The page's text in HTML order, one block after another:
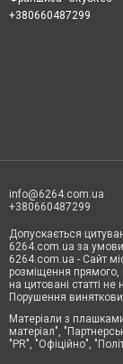
+380660487299
info@6264.com.ua
+380660487299
Допускається
6264.com.ua за
6264.com.ua - Сайт
розміщення прямого,
на цитовані статті
Порушення
Матеріали з
матеріал",
"PR", "Офіційно",